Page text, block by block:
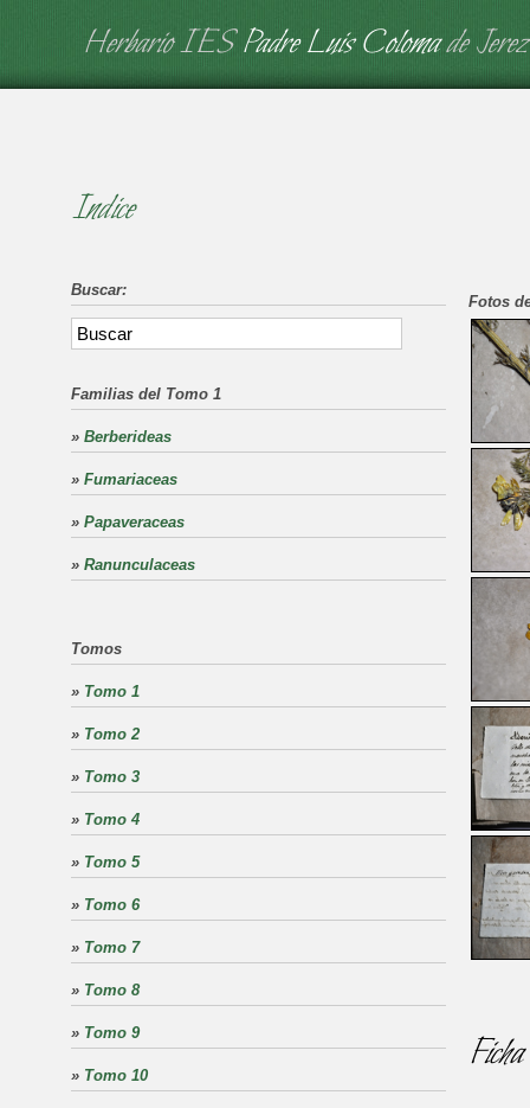
Herbario IES Padre Luis Colomade Jerez
Fotos
Indice
Buscar:
Familias del Tomo 1
» Berberideas
» Fumariaceas
» Papaveraceas
» Ranunculaceas
Tomos
» Tomo 1
» Tomo 2
» Tomo 3
» Tomo 4
» Tomo 5
» Tomo 6
» Tomo 7
» Tomo 8
» Tomo 9
» Tomo 10